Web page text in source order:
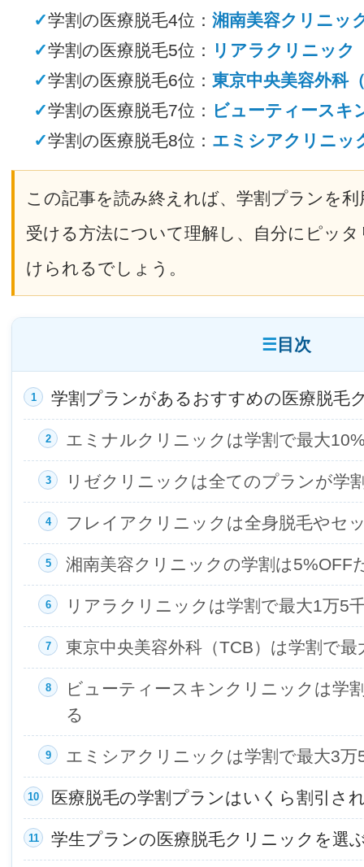
✓学割の医療脱毛4位：湘南美容クリニッ
✓学割の医療脱毛5位： リアラクリニック
✓学割の医療脱毛6位：東京中央美容外科
✓学割の医療脱毛7位： ビューティースキ
✓学割の医療脱毛8位： エミシアクリニッ
この記事を読み終えれば、学割プランを
受ける方法について理解し、自分にピッ
けられるでしょう。
目次
学割プランがあるおすすめの医療脱毛
エミナルクリニックは学割で最大
リゼクリニックは全てのプランが学
フレイアクリニックは全身脱毛やセ
湘南美容クリニックの学割は5%OFF
リアラクリニックは学割で最大1万5
東京中央美容外科（TCB）は学割で最
ビューティースキンクリニックは学
る
エミシアクリニックは学割で最大3万
医療脱毛の学割プランはいくら割引さ
学生プランの医療脱毛クリニックを選